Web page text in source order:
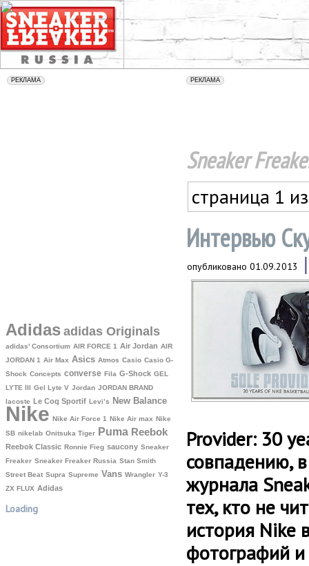
Adidas adidas Originals
adidas' Consortium AIR FORCE 1 Air Jordan AIR
JORDAN 1 Air Max Asics Atmos Casio Casio G-
Shock Concepts converse Fila G-Shock GEL
LYTE III Gel Lyte V Jordan JORDAN BRAND
lacoste Le Coq Sportif Levi’s New Balance
Nike Nike Air Force 1 Nike Air max Nike
SB nikelab Onitsuka Tiger Puma Reebok
Reebok Classic Ronnie Fieg saucony Sneaker
Freaker Sneaker Freaker Russia Stan Smith
Street Beat Supra Supreme Vans Wrangler Y-3
ZX FLUX Аdidas
Loading
Sneaker
страница 1
Интервью
опубликовано 01.09.2013
Provider: 30
совпадению,
журнала
тех, кто не
история Nike
фотографий и